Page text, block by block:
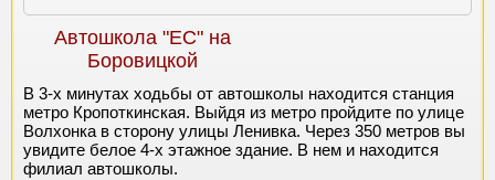
Автошкола "ЕС" на
Боровицкой
В 3-х минутах ходьбы от автошколы находится станция
метро Кропоткинская. Выйдя из метро пройдите по улице
Волхонка в сторону улицы Ленивка. Через 350 метров вы
увидите белое 4-х этажное здание. В нем и находится
филиал автошколы.